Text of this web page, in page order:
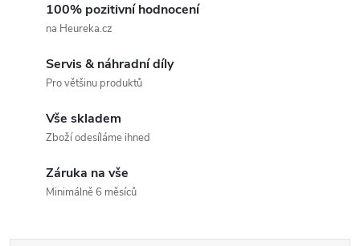
100% pozitivní hodnocení
na Heureka.cz
Servis & náhradní díly
Pro většinu produktů
Vše skladem
Zboží odesíláme ihned
Záruka na vše
Minimálně 6 měsíců